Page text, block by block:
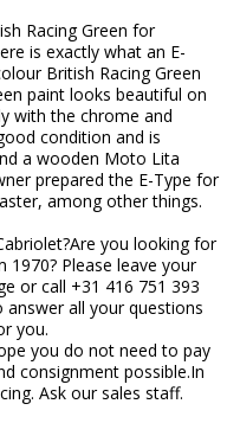
Racing Green for
is exactly what an E-
British Racing Green
paint looks beautiful on
with the chrome and
condition and is
a wooden Moto Lita
prepared the E-Type for
among other things.
you looking for
1970? Please leave your
or call +31 416 751 393
answer all your questions
you.
you do not need to pay
consignment possible.In
Ask our sales staff.